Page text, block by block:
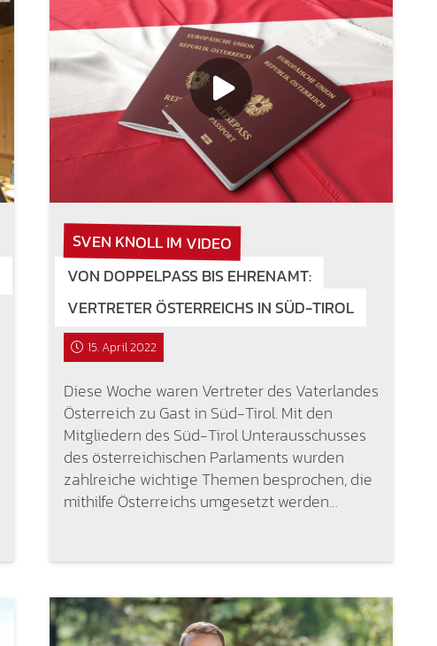
SVEN KNOLL IM VIDEO
VON DOPPELPASS BIS EHRENAMT:
VERTRETER ÖSTERREICHS IN SÜD-TIROL
15. April 2022
Diese Woche waren Vertreter des Vaterlandes
Österreich zu Gast in Süd-Tirol. Mit den
Mitgliedern des Süd-Tirol Unterausschusses
des österreichischen Parlaments wurden
zahlreiche wichtige Themen besprochen, die
mithilfe Österreichs umgesetzt werden…